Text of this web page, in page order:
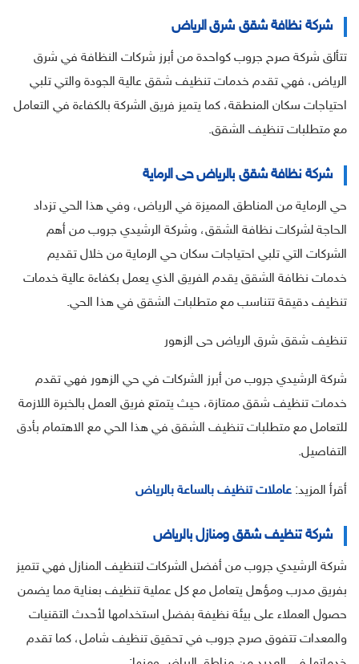
شركة نظافة شقق شرق الرياض
تتألق شركة صرح جروب كواحدة من أبرز شركات النظافة في شرق
الرياض، فهي تقدم خدمات تنظيف شقق عالية الجودة والتي تلبي
احتياجات سكان المنطقة، كما يتميز فريق الشركة بالكفاءة في التعامل
مع متطلبات تنظيف الشقق.
شركة نظافة شقق بالرياض حى الرماية
حي الرماية من المناطق المميزة في الرياض، وفي هذا الحي تزداد
الحاجة لشركات نظافة الشقق، وشركة الرشيدي جروب من أهم
الشركات التي تلبي احتياجات سكان حي الرماية من خلال تقديم
خدمات نظافة الشقق يقدم الفريق الذي يعمل بكفاءة عالية خدمات
تنظيف دقيقة تتناسب مع متطلبات الشقق في هذا الحي.
تنظيف شقق شرق الرياض حى الزهور
شركة الرشيدي جروب من أبرز الشركات في حي الزهور فهي تقدم
خدمات تنظيف شقق ممتازة، حيث يتمتع فريق العمل بالخبرة اللازمة
للتعامل مع متطلبات تنظيف الشقق في هذا الحي مع الاهتمام بأدق
التفاصيل.
أقرأ المزيد: عاملات تنظيف بالساعة بالرياض
شركة تنظيف شقق ومنازل بالرياض
شركة الرشيدي جروب من أفضل الشركات لتنظيف المنازل فهي تتميز
بفريق مدرب ومؤهل يتعامل مع كل عملية تنظيف بعناية مما يضمن
حصول العملاء على بيئة نظيفة بفضل استخدامها لأحدث التقنيات
والمعدات تتفوق صرح جروب في تحقيق تنظيف شامل، كما تقدم